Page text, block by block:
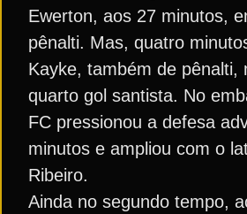
Ewerton, aos 27 minutos,
pênalti. Mas, quatro
Kayke, também de pênalti,
quarto gol santista. No
FC pressionou a defesa
minutos e ampliou com o
Ribeiro.
Ainda no segundo tempo,